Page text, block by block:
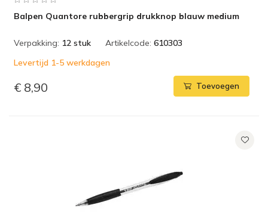
Balpen Quantore rubbergrip drukknop blauw medium
Verpakking: 12 stuk Artikelcode: 610303
Levertijd 1-5 werkdagen
€ 8,90 Toevoegen